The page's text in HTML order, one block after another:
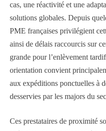
cas, une réactivité et une
solutions globales. Depuis
PME françaises privilégient
ainsi de délais raccourcis sur
grande pour l’enlèvement
orientation convient
aux expéditions ponctuelles à
desservies par les majors du
Ces prestataires de proximité